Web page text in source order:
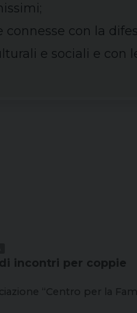
con la
e sociali e con
incontri per coppie
“Centro per la